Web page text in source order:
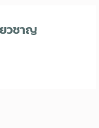
วชาญ